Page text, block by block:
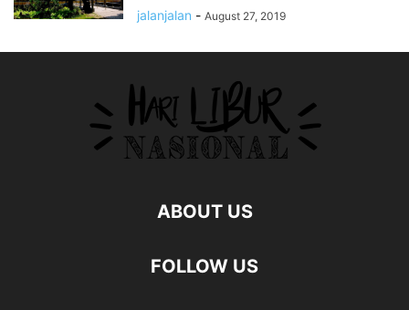
jalanjalan - August 27, 2019
ABOUT US
FOLLOW US